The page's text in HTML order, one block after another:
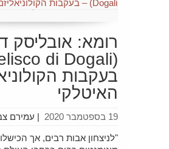
רומא: אובליסק
בעקבות
האיטלקי
עמירם | 19 בספטמבר 2020
"לניצחון אבות רבים, אך